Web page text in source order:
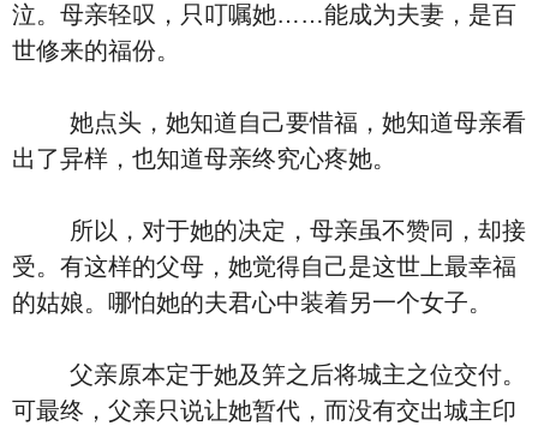
泣。母亲轻叹，只叮嘱她……能成为夫妻，是百
世修来的福份。
她点头，她知道自己要惜福，她知道母亲看
出了异样，也知道母亲终究心疼她。
所以，对于她的决定，母亲虽不赞同，却接
受。有这样的父母，她觉得自己是这世上最幸福
的姑娘。哪怕她的夫君心中装着另一个女子。
父亲原本定于她及笄之后将城主之位交付。
可最终，父亲只说让她暂代，而没有交出城主印